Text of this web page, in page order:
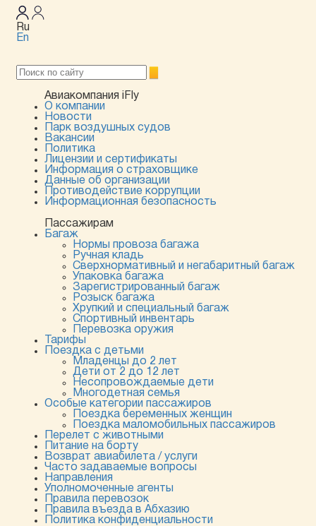
Ru
En
Авиакомпания iFly
О компании
Новости
Парк воздушных судов
Вакансии
Политика
Лицензии и сертификаты
Информация о страховщике
Данные об организации
Противодействие коррупции
Информационная безопасность
Пассажирам
Багаж
Нормы провоза багажа
Ручная кладь
Сверхнормативный и негабаритный багаж
Упаковка багажа
Зарегистрированный багаж
Розыск багажа
Хрупкий и специальный багаж
Спортивный инвентарь
Перевозка оружия
Тарифы
Поездка с детьми
Младенцы до 2 лет
Дети от 2 до 12 лет
Несопровождаемые дети
Многодетная семья
Особые категории пассажиров
Поездка беременных женщин
Поездка маломобильных пассажиров
Перелет с животными
Питание на борту
Возврат авиабилета / услуги
Часто задаваемые вопросы
Направления
Уполномоченные агенты
Правила перевозок
Правила въезда в Абхазию
Политика конфиденциальности